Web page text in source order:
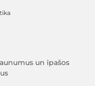
un īpašos